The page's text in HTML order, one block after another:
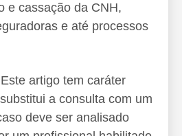
e cassação da CNH,
e até processos
artigo tem caráter
a consulta com um
deve ser analisado